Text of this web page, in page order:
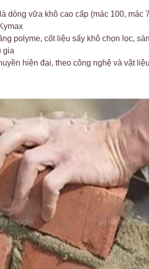
dòng vữa khô cao cấp (mác 100, mác
polyme, cốt liệu sấy khô chọn lọc,
gia
hiện đại, theo công nghệ và vật